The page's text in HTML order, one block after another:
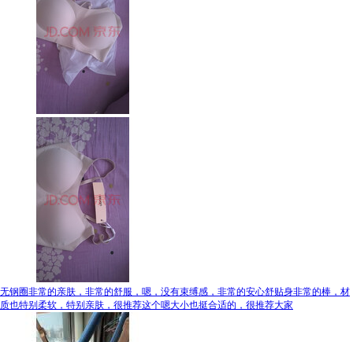
无钢圈非常的亲肤，非常的舒服，嗯，没有束缚感，非常的安心舒贴身非常的棒，材
质也特别柔软，特别亲肤，很推荐这个嗯大小也挺合适的，很推荐大家